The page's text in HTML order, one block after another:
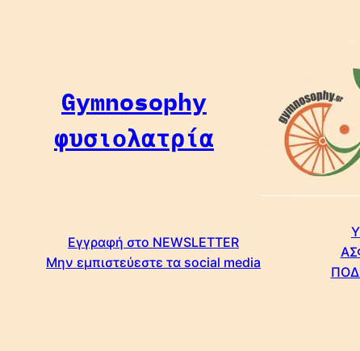
Gymnosophy
φυσιολατρία
Εγγραφή στο NEWSLETTER
Μην εμπιστεύεστε τα social media